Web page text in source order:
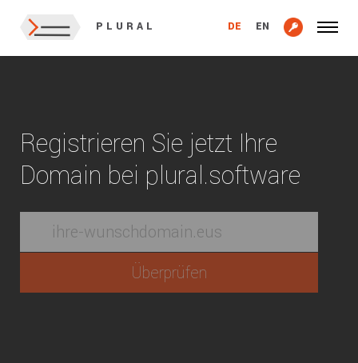
PLURAL DE EN
Registrieren Sie jetzt Ihre
Domain bei plural.software